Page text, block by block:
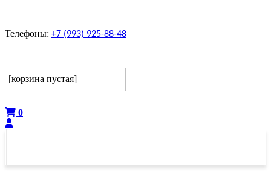
Телефоны: +7 (993) 925-88-48
[корзина пустая]
0